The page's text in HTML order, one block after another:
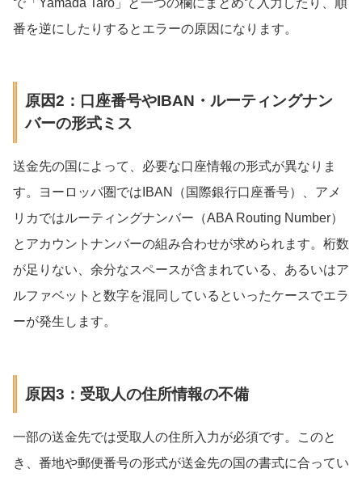
番を逆にしたりするとエラーの原因になります。
原因2：口座番号やIBAN・ルーティングナン
バーの形式ミス
送金先の国によって、必要な口座情報の形式が異なりま
す。ヨーロッパ圏ではIBAN（国際銀行口座番号）、アメ
リカではルーティングナンバー（ABA Routing Number）
とアカウントナンバーの組み合わせが求められます。桁数
が足りない、余分なスペースが含まれている、あるいはア
ルファベットと数字を混同しているといったケースでエラ
ーが発生します。
原因3：受取人の住所情報の不備
一部の送金先では受取人の住所入力が必須です。このと
き、番地や郵便番号の形式が送金先の国の書式に合ってい